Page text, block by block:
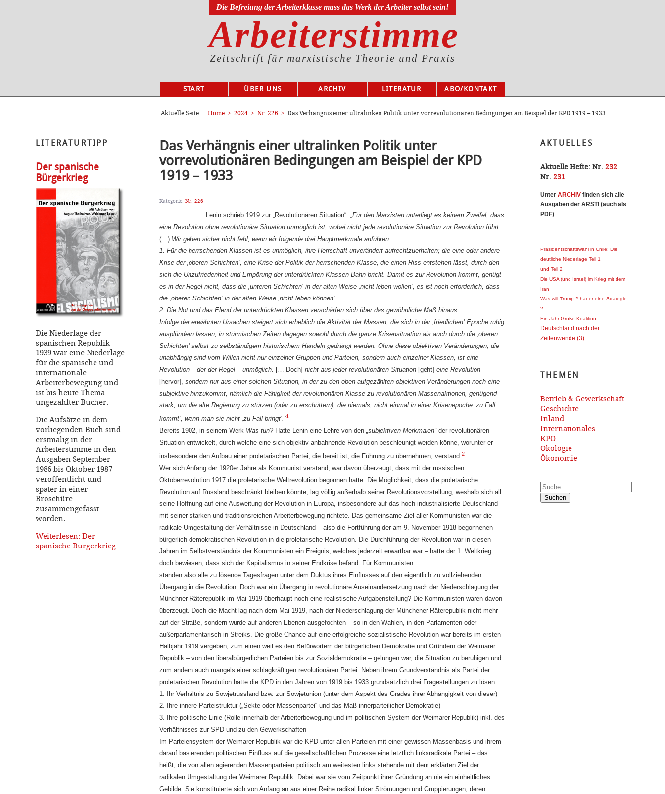
Die Befreiung der Arbeiterklasse muss das Werk der Arbeiter selbst sein!
Arbeiterstimme
Zeitschrift für marxistische Theorie und Praxis
START ÜBER UNS ARCHIV LITERATUR
ABO/KONTAKT
Aktuelle Seite:
Home 2024 Nr. 226 Das Verhängnis einer ultralinken Politik unter vorrevolutionären Bedingungen am Beispiel der KPD 1919 – 1933
LITERATURTIPP
Der spanische
Bürgerkrieg
Die Niederlage der
spanischen Republik
1939 war eine Niederlage
für die spanische und
internationale
Arbeiterbewegung und
ist bis heute Thema
ungezählter Bücher.
Die Aufsätze in dem
vorliegenden Buch sind
erstmalig in der
Arbeiterstimme in den
Ausgaben September
1986 bis Oktober 1987
veröffentlicht und
später in einer
Broschüre
zusammengefasst
worden.
Weiterlesen: Der
spanische Bürgerkrieg
Das Verhängnis einer ultralinken Politik unter
vorrevolutionären Bedingungen am Beispiel der KPD
1919 – 1933
Kategorie: Nr. 226
Lenin schrieb 1919 zur „Revolutionären Situation“: „Für den Marxisten unterliegt es keinem Zweifel, dass
eine Revolution ohne revolutionäre Situation unmöglich ist, wobei nicht jede revolutionäre Situation zur Revolution führt.
(…) Wir gehen sicher nicht fehl, wenn wir folgende drei Hauptmerkmale anführen:
1. Für die herrschenden Klassen ist es unmöglich, ihre Herrschaft unverändert aufrechtzuerhalten; die eine oder andere
Krise der ‚oberen Schichten‘, eine Krise der Politik der herrschenden Klasse, die einen Riss entstehen lässt, durch den
sich die Unzufriedenheit und Empörung der unterdrückten Klassen Bahn bricht. Damit es zur Revolution kommt, genügt
es in der Regel nicht, dass die ‚unteren Schichten‘ in der alten Weise ‚nicht leben wollen‘, es ist noch erforderlich, dass
die ‚oberen Schichten‘ in der alten Weise ‚nicht leben können‘.
2. Die Not und das Elend der unterdrückten Klassen verschärfen sich über das gewöhnliche Maß hinaus.
Infolge der erwähnten Ursachen steigert sich erheblich die Aktivität der Massen, die sich in der ‚friedlichen‘ Epoche ruhig
ausplündern lassen, in stürmischen Zeiten dagegen sowohl durch die ganze Krisensituation als auch durch die ‚oberen
Schichten‘ selbst zu selbständigem historischem Handeln gedrängt werden. Ohne diese objektiven Veränderungen, die
unabhängig sind vom Willen nicht nur einzelner Gruppen und Parteien, sondern auch einzelner Klassen, ist eine
Revolution – der der Regel – unmöglich. [… Doch] nicht aus jeder revolutionären Situation [geht] eine Revolution
[hervor], sondern nur aus einer solchen Situation, in der zu den oben aufgezählten objektiven Veränderungen noch eine
subjektive hinzukommt, nämlich die Fähigkeit der revolutionären Klasse zu revolutionären Massenaktionen, genügend
stark, um die alte Regierung zu stürzen (oder zu erschüttern), die niemals, nicht einmal in einer Krisenepoche ‚zu Fall
kommt‘, wenn man sie nicht ‚zu Fall bringt‘.“1
Bereits 1902, in seinem Werk Was tun? Hatte Lenin eine Lehre von den „subjektiven Merkmalen“ der revolutionären
Situation entwickelt, durch welche eine sich objektiv anbahnende Revolution beschleunigt werden könne, worunter er
insbesondere den Aufbau einer proletarischen Partei, die bereit ist, die Führung zu übernehmen, verstand. 2
Wer sich Anfang der 1920er Jahre als Kommunist verstand, war davon überzeugt, dass mit der russischen
Oktoberrevolution 1917 die proletarische Weltrevolution begonnen hatte. Die Möglichkeit, dass die proletarische
Revolution auf Russland beschränkt bleiben könnte, lag völlig außerhalb seiner Revolutionsvorstellung, weshalb sich all
seine Hoffnung auf eine Ausweitung der Revolution in Europa, insbesondere auf das hoch industrialisierte Deutschland
mit seiner starken und traditionsreichen Arbeiterbewegung richtete. Das gemeinsame Ziel aller Kommunisten war die
radikale Umgestaltung der Verhältnisse in Deutschland – also die Fortführung der am 9. November 1918 begonnenen
bürgerlich-demokratischen Revolution in die proletarische Revolution. Die Durchführung der Revolution war in diesen
Jahren im Selbstverständnis der Kommunisten ein Ereignis, welches jederzeit erwartbar war – hatte der 1. Weltkrieg
doch bewiesen, dass sich der Kapitalismus in seiner Endkrise befand. Für Kommunisten
standen also alle zu lösende Tagesfragen unter dem Duktus ihres Einflusses auf den eigentlich zu vollziehenden
Übergang in die Revolution. Doch war ein Übergang in revolutionäre Auseinandersetzung nach der Niederschlagung der
Münchner Räterepublik im Mai 1919 überhaupt noch eine realistische Aufgabenstellung? Die Kommunisten waren davon
überzeugt. Doch die Macht lag nach dem Mai 1919, nach der Niederschlagung der Münchener Räterepublik nicht mehr
auf der Straße, sondern wurde auf anderen Ebenen ausgefochten – so in den Wahlen, in den Parlamenten oder
außerparlamentarisch in Streiks. Die große Chance auf eine erfolgreiche sozialistische Revolution war bereits im ersten
Halbjahr 1919 vergeben, zum einen weil es den Befürwortern der bürgerlichen Demokratie und Gründern der Weimarer
Republik – von den liberalbürgerlichen Parteien bis zur Sozialdemokratie – gelungen war, die Situation zu beruhigen und
zum andern auch mangels einer schlagkräftigen revolutionären Partei. Neben ihrem Grundverständnis als Partei der
proletarischen Revolution hatte die KPD in den Jahren von 1919 bis 1933 grundsätzlich drei Fragestellungen zu lösen:
1. Ihr Verhältnis zu Sowjetrussland bzw. zur Sowjetunion (unter dem Aspekt des Grades ihrer Abhängigkeit von dieser)
2. Ihre innere Parteistruktur („Sekte oder Massenpartei“ und das Maß innerparteilicher Demokratie)
3. Ihre politische Linie (Rolle innerhalb der Arbeiterbewegung und im politischen System der Weimarer Republik) inkl. des
Verhältnisses zur SPD und zu den Gewerkschaften
Im Parteiensystem der Weimarer Republik war die KPD unter allen Parteien mit einer gewissen Massenbasis und ihrem
darauf basierenden politischen Einfluss auf die gesellschaftlichen Prozesse eine letztlich linksradikale Partei – das
heißt, die von allen agierenden Massenparteien politisch am weitesten links stehende mit dem erklärten Ziel der
radikalen Umgestaltung der Weimarer Republik. Dabei war sie vom Zeitpunkt ihrer Gründung an nie ein einheitliches
Gebilde. Sie konstituierte sich von Anfang an aus einer Reihe radikal linker Strömungen und Gruppierungen, deren
AKTUELLES
Aktuelle Hefte: Nr. 232
Nr. 231
Unter ARCHI V finden sich alle
Ausgaben der ARSTI (auch als
PDF)
Präsidentschaftswahl in Chile: Die
deutliche Niederlage Teil 1
und Teil 2
Die USA (und Israel) im Krieg mit dem
Iran
Was will Trump ? hat er eine Strategie
?
Ein Jahr Große Koalition
Deutschland nach der
Zeitenwende (3)
THEMEN
Betrieb & Gewerkschaft
Geschichte
Inland
Internationales
KPO
Ökologie
Ökonomie
Suchen